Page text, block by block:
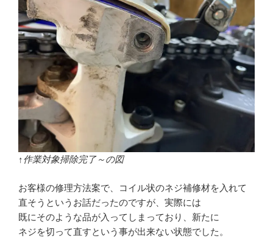
↑作業対象掃除完了～の図
お客様の修理方法案で、コイル状のネジ補修材を入れて
直そうというお話だったのですが、実際には
既にそのような品が入ってしまっており、新たに
ネジを切って直すという事が出来ない状態でした。